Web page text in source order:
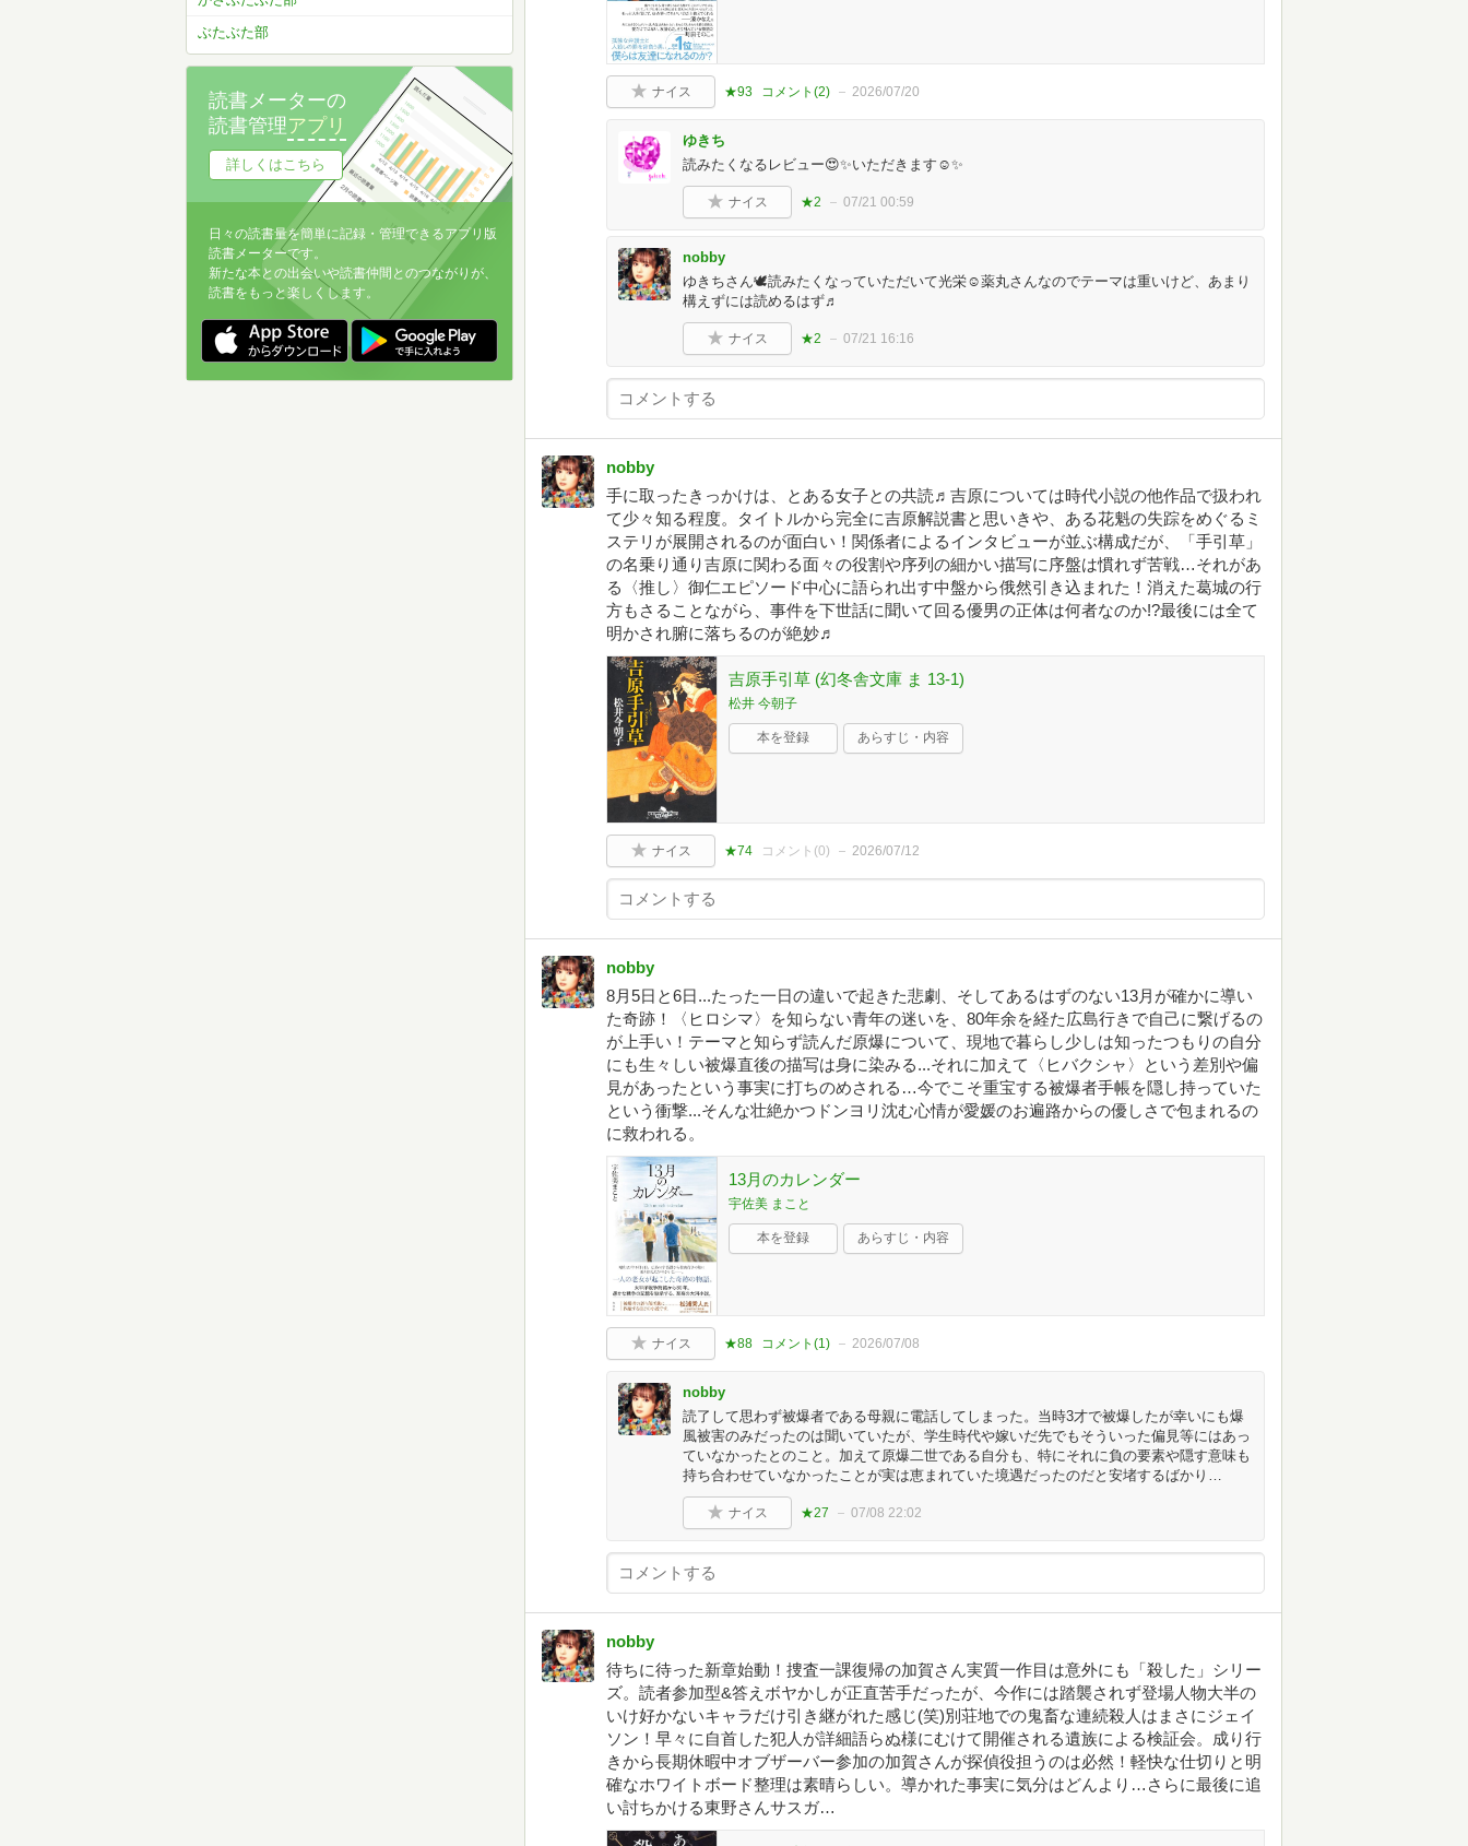
ナイス ★93 コメント(2) 2026/07/20
ゆきち
読みたくなるレビュー😍✨いただきます☺️✨
ナイス ★2 07/21 00:59
nobby
ゆきちさん🕊‎読みたくなっていただいて光栄☺️薬丸さんなのでテーマは重いけど、あまり
構えずには読めるはず♬
ナイス ★2 07/21 16:16
nobby
手に取ったきっかけは、とある女子との共読♬吉原については時代小説の他作品で扱われ
て少々知る程度。タイトルから完全に吉原解説書と思いきや、ある花魁の失踪をめぐるミ
ステリが展開されるのが面白い！関係者によるインタビューが並ぶ構成だが、「手引草」
の名乗り通り吉原に関わる面々の役割や序列の細かい描写に序盤は慣れず苦戦…それがあ
る〈推し〉御仁エピソード中心に語られ出す中盤から俄然引き込まれた！消えた葛城の行
方もさることながら、事件を下世話に聞いて回る優男の正体は何者なのか!?最後には全て
明かされ腑に落ちるのが絶妙♬
吉原手引草 (幻冬舎文庫 ま 13-1)
松井 今朝子
本を登録 あらすじ・内容
ナイス ★74 コメント(0) 2026/07/12
nobby
8月5日と6日...たった一日の違いで起きた悲劇、そしてあるはずのない13月が確かに導い
た奇跡！〈ヒロシマ〉を知らない青年の迷いを、80年余を経た広島行きで自己に繋げるの
が上手い！テーマと知らず読んだ原爆について、現地で暮らし少しは知ったつもりの自分
にも生々しい被爆直後の描写は身に染みる...それに加えて〈ヒバクシャ〉という差別や偏
見があったという事実に打ちのめされる…今でこそ重宝する被爆者手帳を隠し持っていた
という衝撃...そんな壮絶かつドンヨリ沈む心情が愛媛のお遍路からの優しさで包まれるの
に救われる。
13月のカレンダー
宇佐美 まこと
本を登録 あらすじ・内容
ナイス ★88 コメント(1) 2026/07/08
nobby
読了して思わず被爆者である母親に電話してしまった。当時3才で被爆したが幸いにも爆
風被害のみだったのは聞いていたが、学生時代や嫁いだ先でもそういった偏見等にはあっ
ていなかったとのこと。加えて原爆二世である自分も、特にそれに負の要素や隠す意味も
持ち合わせていなかったことが実は恵まれていた境遇だったのだと安堵するばかり…
ナイス ★27 07/08 22:02
nobby
待ちに待った新章始動！捜査一課復帰の加賀さん実質一作目は意外にも「殺した」シリー
ズ。読者参加型&答えボヤかしが正直苦手だったが、今作には踏襲されず登場人物大半の
いけ好かないキャラだけ引き継がれた感じ(笑)別荘地での鬼畜な連続殺人はまさにジェイ
ソン！早々に自首した犯人が詳細語らぬ様にむけて開催される遺族による検証会。成り行
きから長期休暇中オブザーバー参加の加賀さんが探偵役担うのは必然！軽快な仕切りと明
確なホワイトボード整理は素晴らしい。導かれた事実に気分はどんより…さらに最後に追
い討ちかける東野さんサスガ…
ぶたぶた部
読書メーターの
読書管理アプリ
詳しくはこちら
日々の読書量を簡単に記録・管理できるアプリ版
読書メーターです。
新たな本との出会いや読書仲間とのつながりが、
読書をもっと楽しくします。